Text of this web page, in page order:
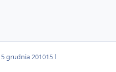
5 grudnia 201015 l